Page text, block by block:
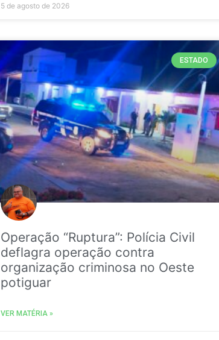
5 de agosto de 2026
ESTADO
Operação “Ruptura”: Polícia Civil
deflagra operação contra
organização criminosa no Oeste
potiguar
VER MATÉRIA »